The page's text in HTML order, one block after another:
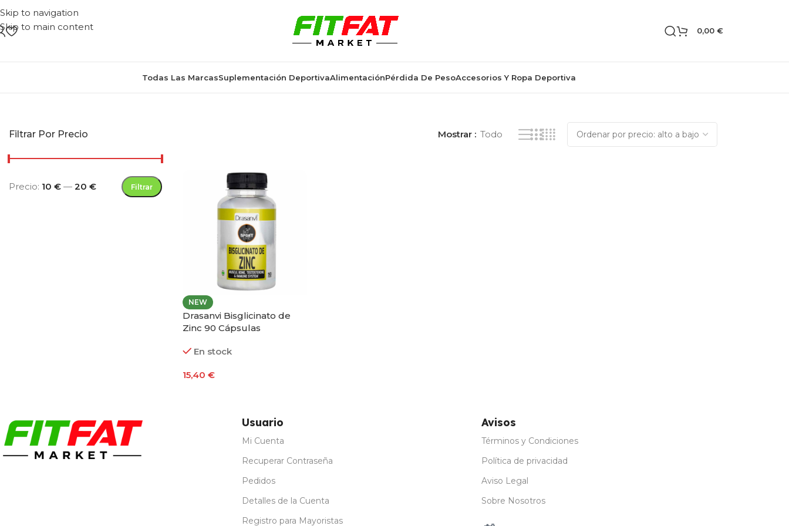
Skip to navigation
Skip to main content
0,00 €
Todas Las MarcasSuplementación DeportivaAlimentaciónPérdida De PesoAccesorios Y Ropa Deportiva
Filtrar Por Precio
Filtrar
Precio: 10 € — 20 €
Mostrar Todo
NEW
Drasanvi Bisglicinato de
Zinc 90 Cápsulas
En stock
15,40 €
Usuario
Mi Cuenta
Recuperar Contraseña
Pedidos
Detalles de la Cuenta
Registro para Mayoristas
Avisos
Términos y Condiciones
Política de privacidad
Aviso Legal
Sobre Nosotros